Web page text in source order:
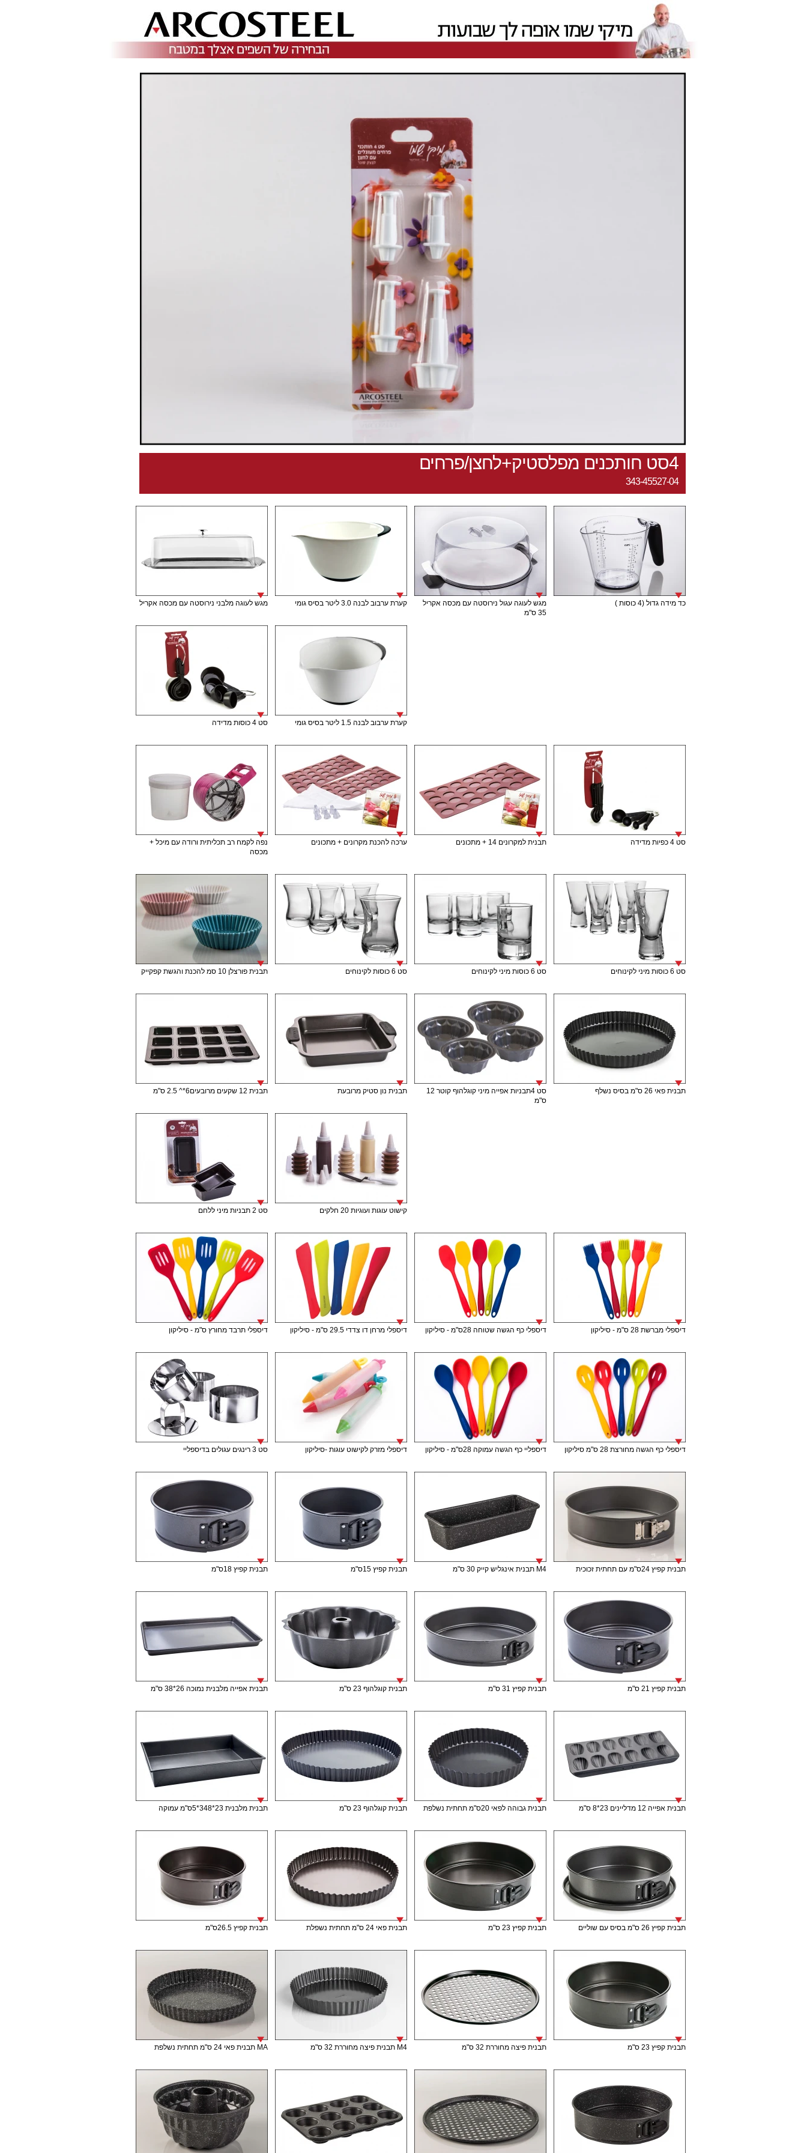
4סט חותכנים מפלסטיק+לחצן/פרחים
343-45527-04
כד מידה גדול (4 כוסות )
מגש לעוגה עגול נירוסטה עם מכסה אקריל
35 ס"מ
קערת ערבוב לבנה 3.0 ליטר בסיס גומי מגש לעוגה מלבני נירוסטה עם מכסה אקריל
קערת ערבוב לבנה 1.5 ליטר בסיס גומי סט 4 כוסות מדידה
סט 4 כפיות מדידה תבנית למקרונים 14 + מתכונים ערכה להכנת מקרונים + מתכונים
נפה לקמח רב תכליתית ורודה עם מיכל +
מכסה
סט 6 כוסות מיני לקינוחים סט 6 כוסות מיני לקינוחים סט 6 כוסות לקינוחים תבנית פורצלן 10 סמ להכנת והגשת קפקייק
תבנית פאי 26 ס"מ בסיס נשלף
סט 4תבניות אפייה מיני קוגלהוף קוטר 12
ס"מ
תבנית נון סטיק מרובעת תבנית 12 שקעים מרובעים6*^ 2.5 ס"מ
קישוט עוגות ועוגיות 20 חלקים סט 2 תבניות מיני ללחם
דיספלי מברשת 28 ס"מ - סיליקון דיספלי כף הגשה שטוחה 28ס"מ - סיליקון דיספלי מרחן דו צדדי 29.5 ס"מ - סיליקון דיספלי תרבד מחורץ ס"מ - סיליקון
דיספלי כף הגשה מחורצת 28 ס"מ סיליקון דיספליי כף הגשה עמוקה 28ס"מ - סיליקון דיספלי מזרק לקישוט עוגות -סיליקון סט 3 רינגים עגולים בדיספליי
תבנית קפיץ 24ס"מ עם תחתית זכוכית M4 תבנית אינגליש קייק 30 ס"מ תבנית קפיץ 15ס"מ תבנית קפיץ 18ס"מ
תבנית קפיץ 21 ס"מ תבנית קפיץ 31 ס"מ תבנית קוגלהוף 23 ס"מ תבנית אפייה מלבנית נמוכה 26*38 ס"מ
תבנית אפייה 12 מדליינים 23*8 ס"מ תבנית גבוהה לפאי 20ס"מ תחתית נשלפת תבנית קוגלהוף 23 ס"מ תבנית מלבנית 23*348*5ס"מ עמוקה
תבנית קפיץ 26 ס"מ בסיס עם שוליים תבנית קפיץ 23 ס"מ תבנית פאי 24 ס"מ תחתית נשפלת תבנית קפיץ 26.5ס"מ
תבנית קפיץ 23 ס"מ תבנית פיצה מחוררת 32 ס"מ M4 תבנית פיצה מחוררת 32 ס"מ MA תבנית פאי 24 ס"מ תחתית נשלפת